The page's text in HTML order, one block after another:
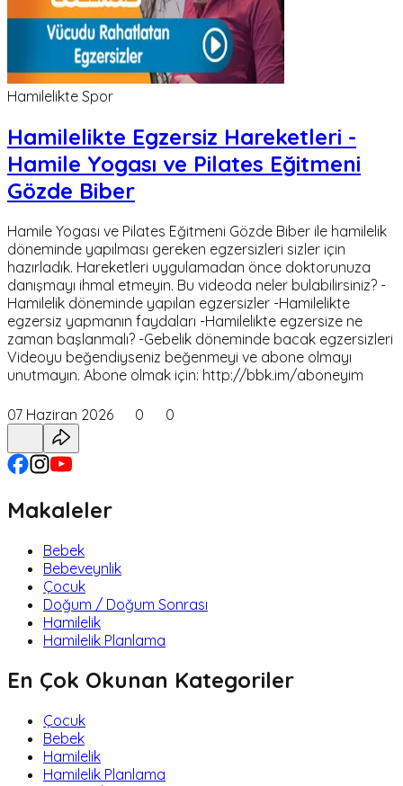
Hamilelikte Spor
Hamilelikte Egzersiz Hareketleri -
Hamile Yogası ve Pilates Eğitmeni
Gözde Biber
Hamile Yogası ve Pilates Eğitmeni Gözde Biber ile hamilelik
döneminde yapılması gereken egzersizleri sizler için
hazırladık. Hareketleri uygulamadan önce doktorunuza
danışmayı ihmal etmeyin. Bu videoda neler bulabilirsiniz? -
Hamilelik döneminde yapılan egzersizler -Hamilelikte
egzersiz yapmanın faydaları -Hamilelikte egzersize ne
zaman başlanmalı? -Gebelik döneminde bacak egzersizleri
Videoyu beğendiyseniz beğenmeyi ve abone olmayı
unutmayın. Abone olmak için: http://bbk.im/aboneyim
07 Haziran 2026 0 0
Makaleler
Bebek
Bebeveynlik
Çocuk
Doğum / Doğum Sonrası
Hamilelik
Hamilelik Planlama
En Çok Okunan Kategoriler
Çocuk
Bebek
Hamilelik
Hamilelik Planlama